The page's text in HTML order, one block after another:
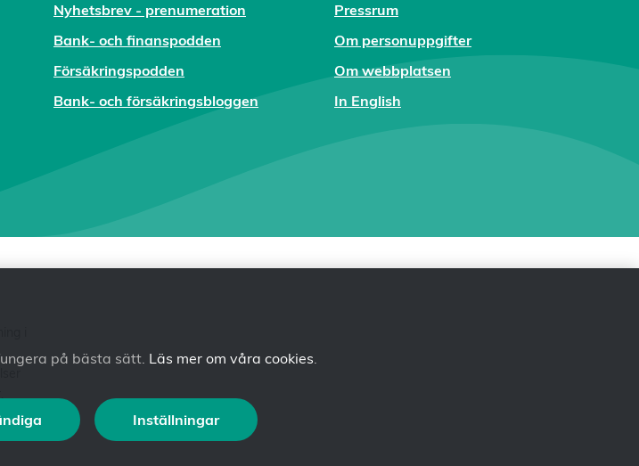
Nyhetsbrev - prenumeration
Bank- och finanspodden
Försäkringspodden
Bank- och försäkringsbloggen
Pressrum
Om personuppgifter
Om webbplatsen
In English
i
på bästa sätt. Läs mer om våra cookies.
Inställningar